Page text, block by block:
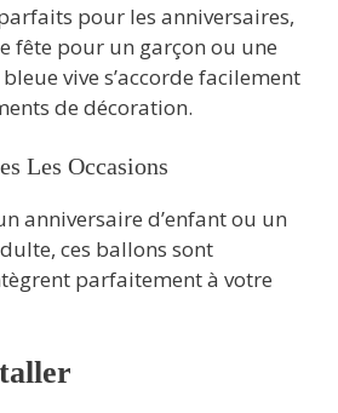
pour les anniversaires,
fête pour un garçon ou une
vive s’accorde facilement
de décoration.
Les Occasions
anniversaire d’enfant ou un
ces ballons sont
parfaitement à votre